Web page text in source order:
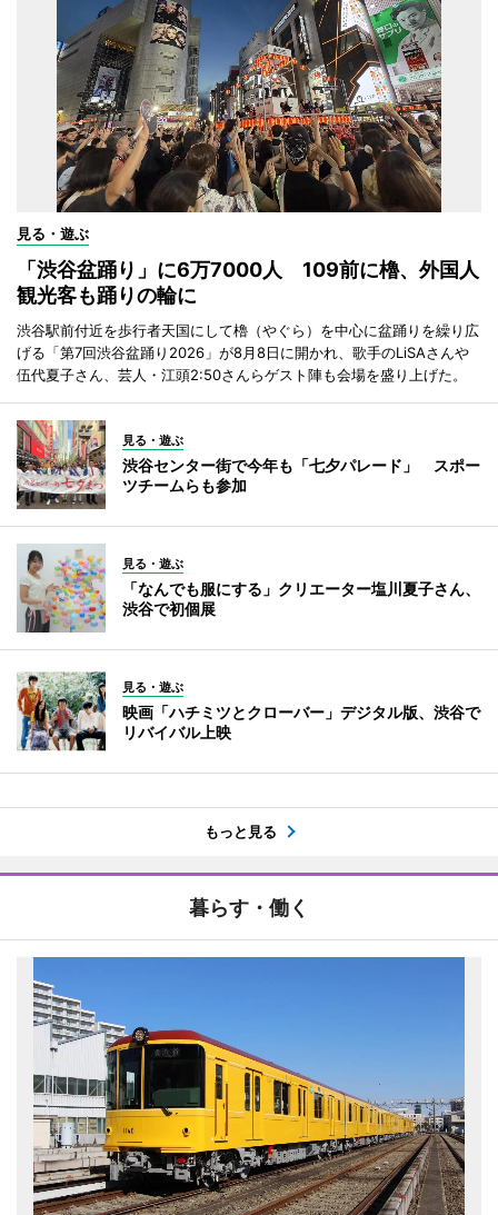
見る・遊ぶ
「渋谷盆踊り」に6万7000人 109前に櫓、外国人
観光客も踊りの輪に
渋谷駅前付近を歩行者天国にして櫓（やぐら）を中心に盆踊りを繰り広
げる「第7回渋谷盆踊り2026」が8月8日に開かれ、歌手のLiSAさんや
伍代夏子さん、芸人・江頭2:50さんらゲスト陣も会場を盛り上げた。
見る・遊ぶ
渋谷センター街で今年も「七夕パレード」 スポー
ツチームらも参加
見る・遊ぶ
「なんでも服にする」クリエーター塩川夏子さん、
渋谷で初個展
見る・遊ぶ
映画「ハチミツとクローバー」デジタル版、渋谷で
リバイバル上映
もっと見る
暮らす・働く